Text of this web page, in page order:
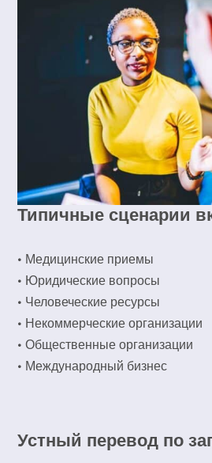
Типичные сценарии
• Медицинские приемы
• Юридические вопросы
• Человеческие ресурсы
• Некоммерческие организации
• Общественные организации
• Международный бизнес
Устный перевод по